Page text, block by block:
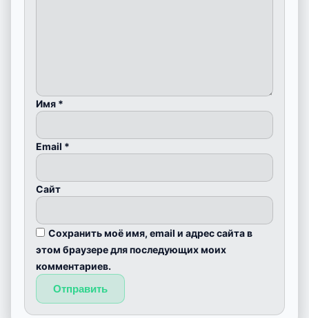
Имя *
Email *
Сайт
Сохранить моё имя, email и адрес сайта в
этом браузере для последующих моих
комментариев.